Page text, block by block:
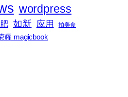
wordpress
如新 应用
拍美食
耀 magicbook